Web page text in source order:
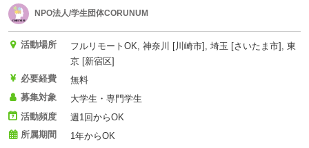
NPO法人/学生団体CORUNUM
活動場所
フルリモートOK, 神奈川 [川崎市], 埼玉 [さいたま市], 東
京 [新宿区]
必要経費
無料
募集対象
大学生・専門学生
活動頻度
週1回からOK
所属期間
1年からOK